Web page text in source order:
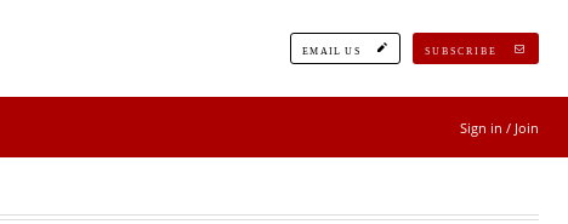
EMAIL US SUBSCRIBE
Sign in / Join